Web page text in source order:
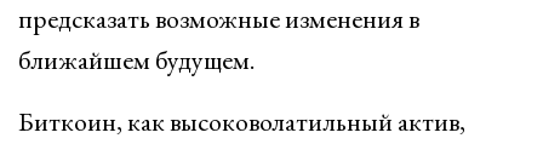
предсказать возможные изменения в
ближайшем будущем.
Биткоин, как высоковолатильный актив,